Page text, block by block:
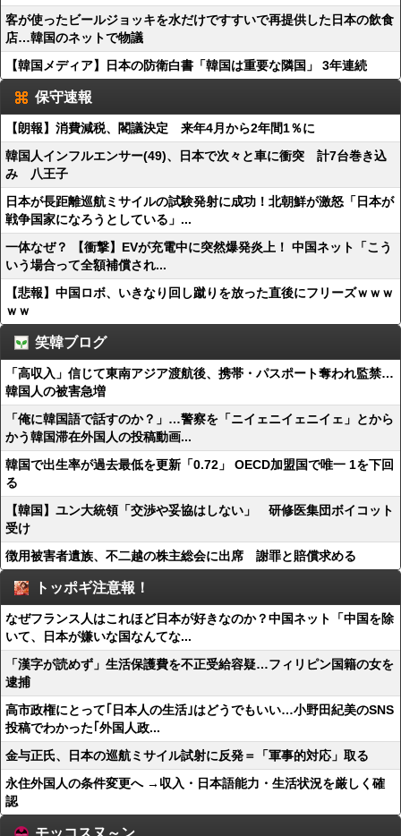
客が使ったビールジョッキを水だけですすいで再提供した日本の飲食
店…韓国のネットで物議
【韓国メディア】日本の防衛白書「韓国は重要な隣国」 3年連続
保守速報
【朗報】消費減税、閣議決定 来年4月から2年間1％に
韓国人インフルエンサー(49)、日本で次々と車に衝突 計7台巻き込
み 八王子
日本が長距離巡航ミサイルの試験発射に成功！北朝鮮が激怒「日本が
戦争国家になろうとしている」...
一体なぜ？ 【衝撃】EVが充電中に突然爆発炎上！ 中国ネット「こう
いう場合って全額補償され...
【悲報】中国ロボ、いきなり回し蹴りを放った直後にフリーズｗｗｗ
ｗｗ
笑韓ブログ
「高収入」信じて東南アジア渡航後、携帯・パスポート奪われ監禁…
韓国人の被害急増
「俺に韓国語で話すのか？」…警察を「ニイェニイェニイェ」とから
かう韓国滞在外国人の投稿動画...
韓国で出生率が過去最低を更新「0.72」 OECD加盟国で唯一 1を下回
る
【韓国】ユン大統領「交渉や妥協はしない」 研修医集団ボイコット
受け
徴用被害者遺族、不二越の株主総会に出席 謝罪と賠償求める
トッポギ注意報！
なぜフランス人はこれほど日本が好きなのか？中国ネット「中国を除
いて、日本が嫌いな国なんてな...
「漢字が読めず」生活保護費を不正受給容疑…フィリピン国籍の女を
逮捕
高市政権にとって｢日本人の生活｣はどうでもいい…小野田紀美のSNS
投稿でわかった｢外国人政...
金与正氏、日本の巡航ミサイル試射に反発＝「軍事的対応」取る
永住外国人の条件変更へ →収入・日本語能力・生活状況を厳しく確
認
モッコスヌ～ン